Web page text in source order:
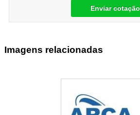
Enviar cotação
Imagens relacionadas